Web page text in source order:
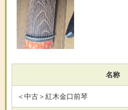
名称
＜中古＞紅木金口前琴